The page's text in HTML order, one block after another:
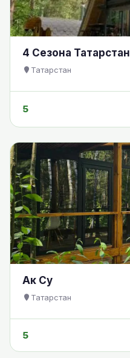
4 Сезона Татарстан
Татарстан
5
Ак Су
Татарстан
5